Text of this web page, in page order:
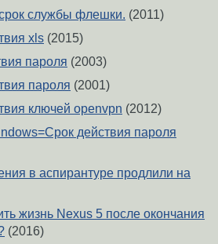
службы флешки. (2011)
xls (2015)
пароля (2003)
пароля (2001)
ключей openvpn (2012)
действия пароля
в аспирантуре продлили на
жизнь Nexus 5 после окончания
(2016)